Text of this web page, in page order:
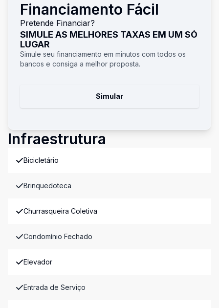
Financiamento Fácil
Pretende Financiar?
SIMULE AS MELHORES TAXAS EM UM SÓ
LUGAR
Simule seu financiamento em minutos com todos os
bancos e consiga a melhor proposta.
Simular
Infraestrutura
Bicicletário
Brinquedoteca
Churrasqueira Coletiva
Condomínio Fechado
Elevador
Entrada de Serviço